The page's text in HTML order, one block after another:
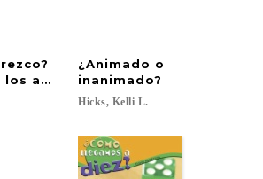
animales bebés
¿Animado o
inanimado?
Hicks, Kelli L.